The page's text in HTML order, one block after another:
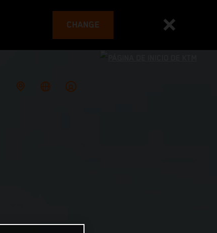
CHANGE